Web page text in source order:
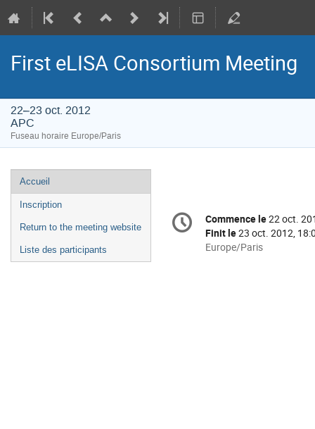
First eLISA Consortium Meeting
22–23 oct. 2012
APC
Fuseau horaire Europe/Paris
Menu
de
l'événement
Accueil
Inscription
Return to the meeting website
Liste des participants
Information
de
Date/Heure
Commence le22 oct.
Finit le23 oct. 2012,
Toutes
Europe/Paris